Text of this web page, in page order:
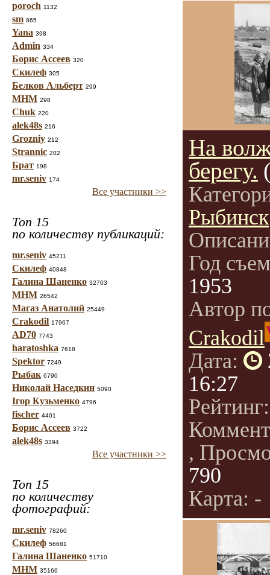
poroch 1132
sm 865
Yana 398
Admin 334
Борис Ассеев 320
Скилеф 305
Белков Альберт 299
МНМ 298
Chuk 220
alek48s 216
Grozniy 212
Strannic 202
Брат 198
mr.seniv 174
Все участники >>
Топ 15
по количеству публикаций:
mr.seniv 45211
Скилеф 40848
Галина Шаненко 32703
МНМ 26542
Магаз Анатолий 25449
Crakodil 17967
AD70 7743
haratoshka 7618
Spektor 7249
Рыбак 6790
Николай Наседкин 5090
Ігор Кузьменко 4796
fischer 4401
Борис Ассеев 3722
alek48s 3394
Все участники >>
Топ 15
по количеству
фотографий:
mr.seniv 78260
Скилеф 56681
Галина Шаненко 51710
МНМ 35166
На
берегу.
Рыбинск
Год
1953
Автор
Crakodil
Дата:
16:27
,
790
Карта: -